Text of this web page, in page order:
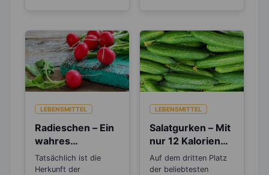
LEBENSMITTEL
Radieschen – Ein
wahres
Antibiotikum
Tatsächlich ist die
Herkunft der
LEBENSMITTEL
Salatgurken – Mit
nur 12 Kalorien
sind sie wahre
Schlankmacher!
Auf dem dritten Platz
der beliebtesten